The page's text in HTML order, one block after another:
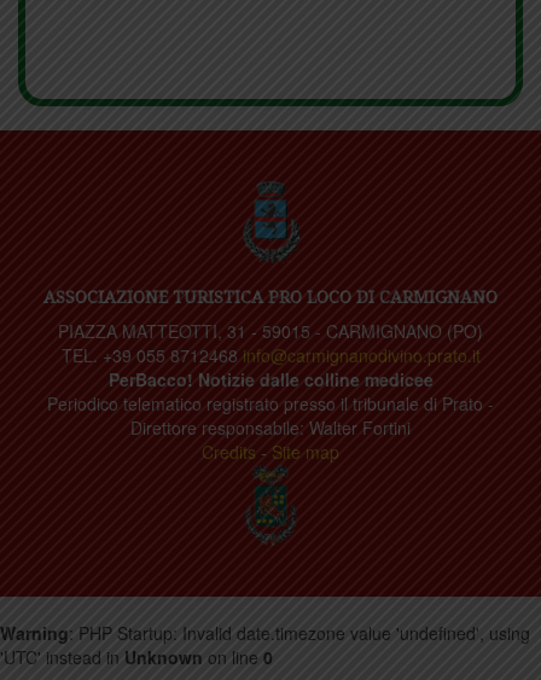
ASSOCIAZIONE TURISTICA PRO LOCO DI CARMIGNANO
PIAZZA MATTEOTTI, 31 - 59015 - CARMIGNANO (PO)
TEL. +39 055 8712468 info@carmignanodivino.prato.it
PerBacco! Notizie dalle colline medicee
Periodico telematico registrato presso il tribunale di Prato -
Direttore responsabile: Walter Fortini
Credits - Site map
Warning: PHP Startup: Invalid date.timezone value 'undefined', using
'UTC' instead in Unknown on line 0